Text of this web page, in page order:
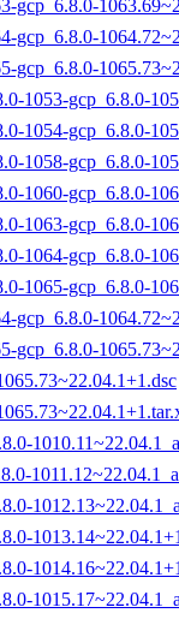
gcp_6.8.0-
gcp_6.8.0-
gcp_6.8.0-
1053-gcp_6.8.0-
1054-gcp_6.8.0-
1058-gcp_6.8.0-
1060-gcp_6.8.0-
1063-gcp_6.8.0-
1064-gcp_6.8.0-
1065-gcp_6.8.0-
gcp_6.8.0-
gcp_6.8.0-